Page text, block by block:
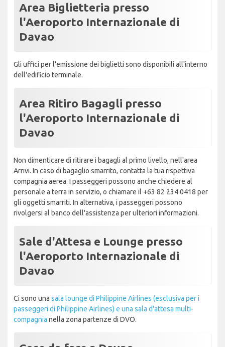
Area Biglietteria presso
l'Aeroporto Internazionale di
Davao
Gli uffici per l'emissione dei biglietti sono disponibili all'interno
dell'edificio terminale.
Area Ritiro Bagagli presso
l'Aeroporto Internazionale di
Davao
Non dimenticare di ritirare i bagagli al primo livello, nell'area
Arrivi. In caso di bagaglio smarrito, contatta la tua rispettiva
compagnia aerea. I passeggeri possono anche chiedere al
personale a terra in servizio, o chiamare il +63 82 234 0418 per
gli oggetti smarriti. In alternativa, i passeggeri possono
rivolgersi al banco dell'assistenza per ulteriori informazioni.
Sale d'Attesa e Lounge presso
l'Aeroporto Internazionale di
Davao
Ci sono una sala lounge di Philippine Airlines (esclusiva per i
passeggeri di Philippine Airlines) e una sala d'attesa multi-
compagnia nella zona partenze di DVO.